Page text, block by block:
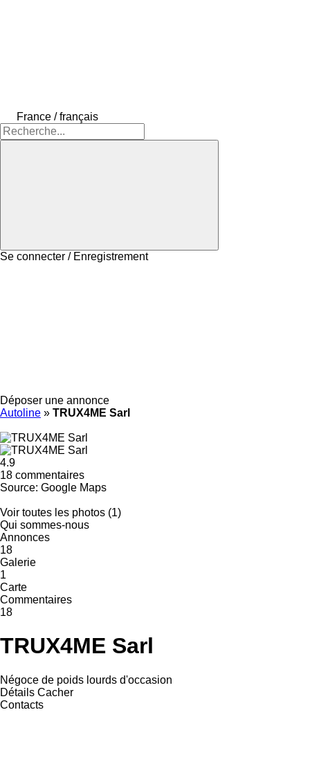
France / français
Se connecter / Enregistrement
Déposer une annonce
Autoline » TRUX4ME Sarl
4.9
18 commentaires
Source: Google Maps
Voir toutes les photos (1)
Qui sommes-nous
Annonces
18
Galerie
1
Carte
Commentaires
18
TRUX4ME Sarl
Négoce de poids lourds d'occasion
Détails Cacher
Contacts